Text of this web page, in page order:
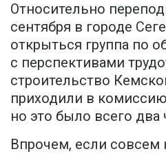
Относительно
сентября в городе
открыться группа по
с перспективами
строительство
приходили в
но это было всего два
Впрочем, если совсем